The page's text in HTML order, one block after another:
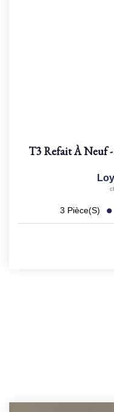
T3 Refait À Neuf
3 Pièce(s)